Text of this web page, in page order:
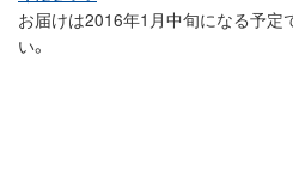
お届けは2016年1月中旬になる予定
い。